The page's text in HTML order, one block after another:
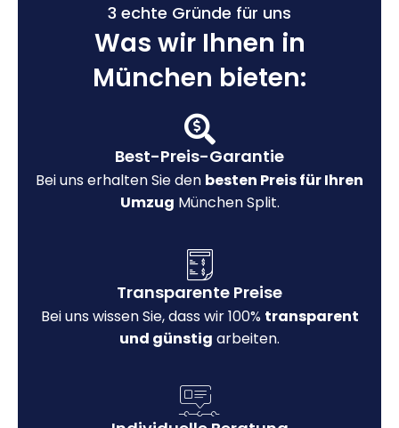
3 echte Gründe für uns
Was wir Ihnen in
München bieten:
Best-Preis-Garantie
Bei uns erhalten Sie den besten Preis für Ihren
Umzug München Split.
Transparente Preise
Bei uns wissen Sie, dass wir 100% transparent
und günstig arbeiten.